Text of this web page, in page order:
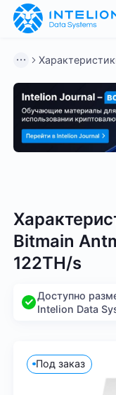
Bitmain
122TH/s
Доступно
Intelion Data
Под заказ